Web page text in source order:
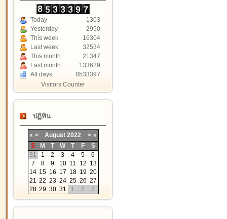
Today
1303
Yesterday
2950
This week
16304
Last week
32534
This month
21347
Last month
133629
All days
8533397
Visitors Counter
ปฏิทิน
« < August 2022 > »
S
M T W T F
S
31
1 2 3 4 5
6
7
8 9 10 11 12 13
14 15 16 17 18 19 20
21 22 23 24 25 26 27
28 29 30 31 1 2 3